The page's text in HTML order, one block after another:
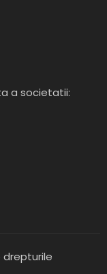
a societatii:
drepturile